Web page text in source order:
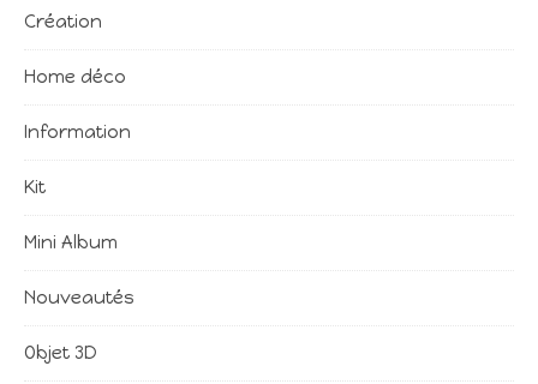
Création
Home déco
Information
Kit
Mini Album
Nouveautés
Objet 3D